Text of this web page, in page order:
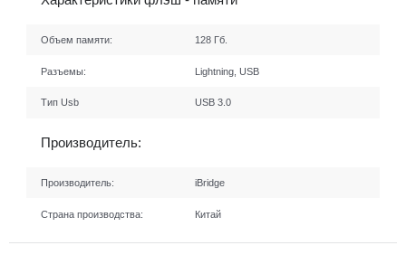
Объем памяти: 128 Гб.
Разъемы: Lightning, USB
Тип Usb USB 3.0
Производитель:
Производитель: iBridge
Страна производства: Китай